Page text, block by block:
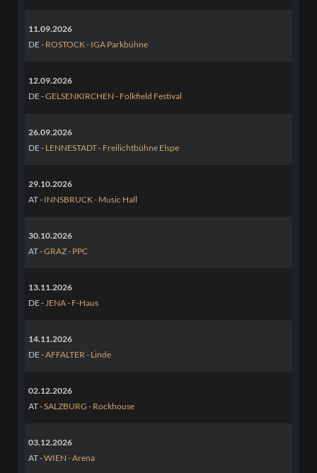
11.09.2026
DE - ROSTOCK - IGA Parkbühne
12.09.2026
DE -GELSENKIRCHEN - Folkfield Festival
26.09.2026
DE - LENNESTADT - Freilichtbühne Elspe
29.10.2026
AT - INNSBRUCK - Music Hall
30.10.2026
AT -GRAZ - PPC
13.11.2026
DE - JENA - F-Haus
14.11.2026
DE -AFFALTER - Linde
02.12.2026
AT -SALZBURG - Rockhouse
03.12.2026
AT -WIEN - Arena